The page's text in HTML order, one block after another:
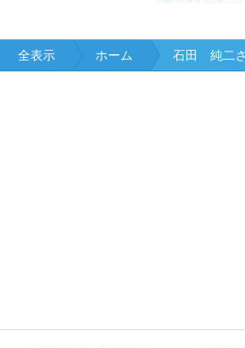
全表示 ホーム 石田 純二